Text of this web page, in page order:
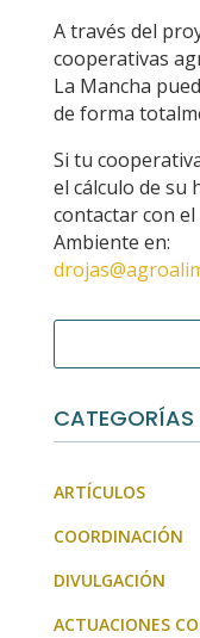
A través del
cooperativas
La Mancha
de forma
Si tu
el cálculo de su
contactar con
Ambiente en:
CATEGORÍAS
ARTÍCULOS
COORDINACIÓN
DIVULGACIÓN
ACTUACIONES